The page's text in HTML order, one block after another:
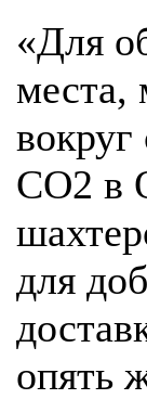
«Для
места,
CO2 в
для
опять